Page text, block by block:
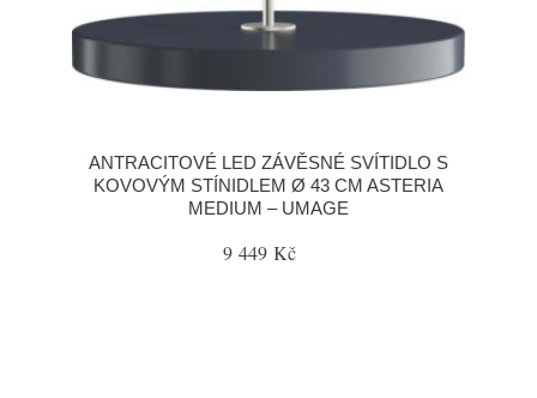
ANTRACITOVÉ LED ZÁVĚSNÉ SVÍTIDLO S
KOVOVÝM STÍNIDLEM Ø 43 CM ASTERIA
MEDIUM – UMAGE
9 449 Kč